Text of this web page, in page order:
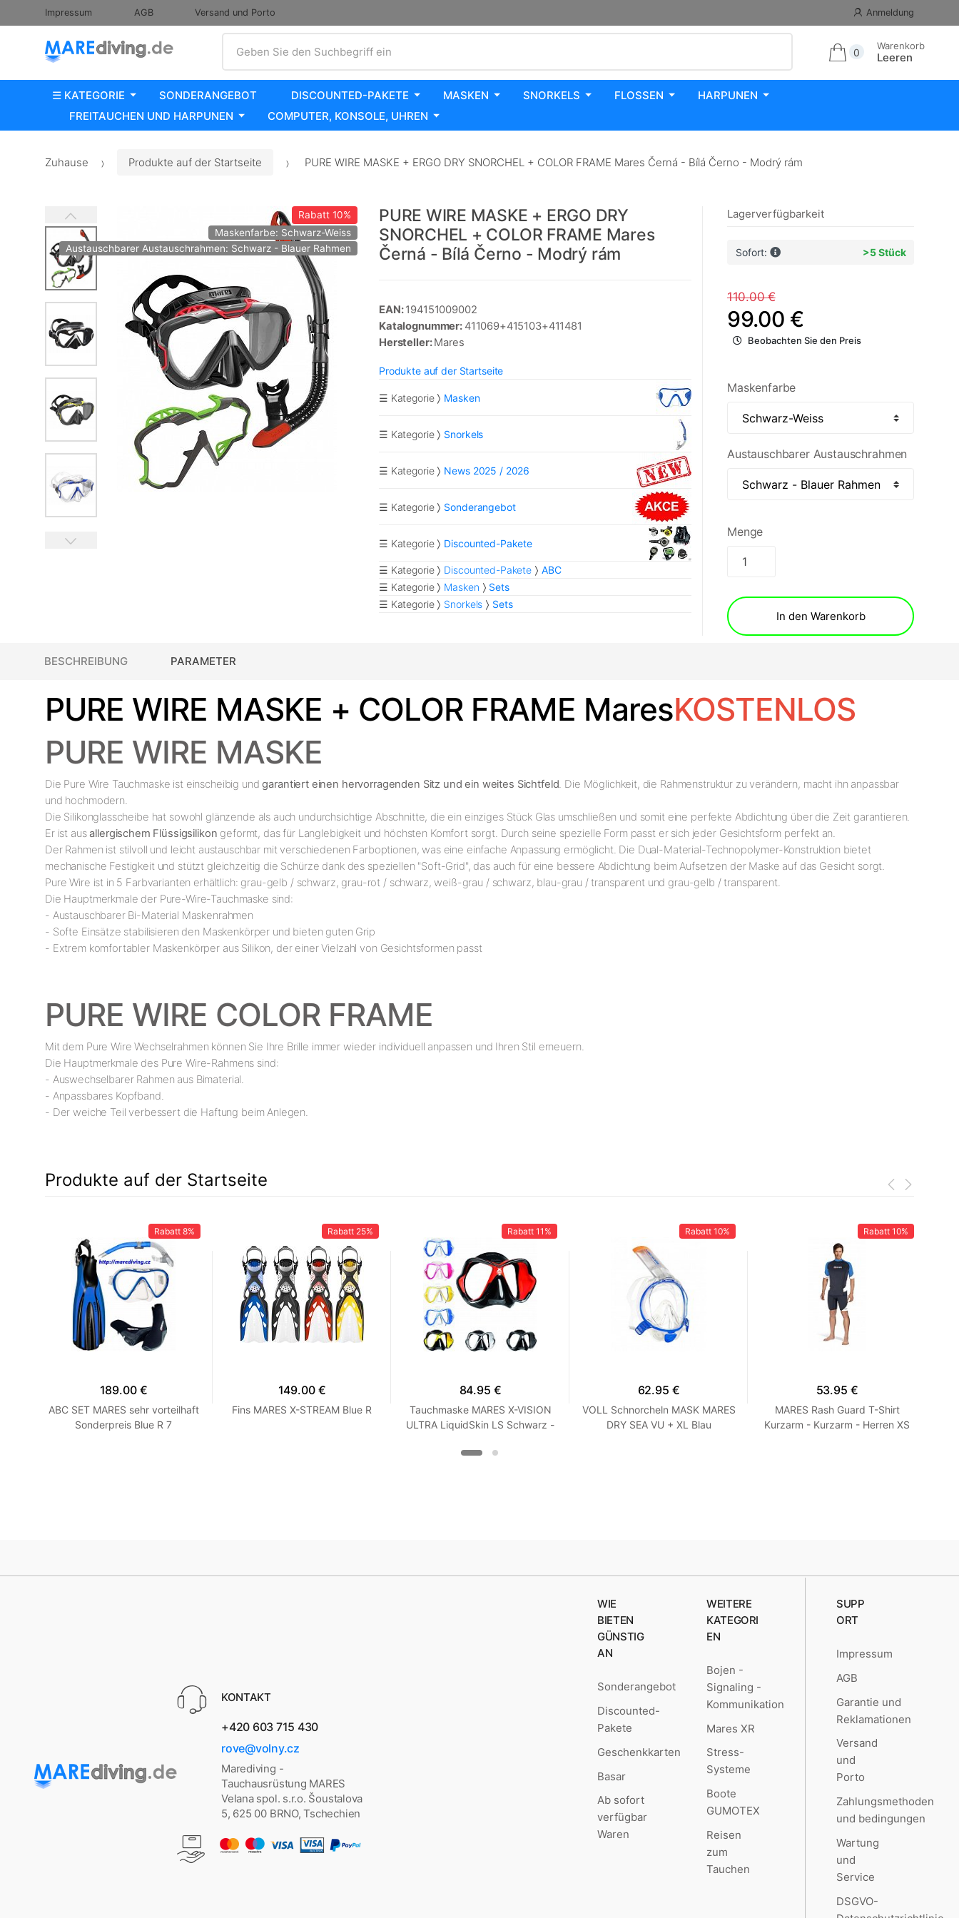
Impressum AGB Versand und Porto Anmeldung
Geben Sie den Suchbegriff ein
0
Warenkorb
Leeren
☰ KATEGORIE SONDERANGEBOT DISCOUNTED-PAKETE MASKEN SNORKELS FLOSSEN
HARPUNEN
FREITAUCHEN UND HARPUNEN
COMPUTER, KONSOLE, UHREN
Zuhause Produkte auf der Startseite PURE WIRE MASKE + ERGO DRY SNORCHEL + COLOR FRAME Mares Černá - Bílá Černo - Modrý rám
Rabatt10%
Maskenfarbe: Schwarz-Weiss
Austauschbarer Austauschrahmen: Schwarz - Blauer Rahmen
PURE WIRE MASKE + ERGO DRY
SNORCHEL + COLOR FRAME Mares
Černá - Bílá Černo - Modrý rám
EAN:194151009002
Katalognummer: 411069+415103+411481
Hersteller:Mares
Produkte auf der Startseite
☰ Kategorie Masken
☰ Kategorie Snorkels
☰ Kategorie News 2025 / 2026
☰ Kategorie Sonderangebot
☰ Kategorie Discounted-Pakete
☰ Kategorie Discounted-Pakete
ABC
☰ Kategorie
Masken
Sets
☰ Kategorie
Snorkels Sets
Lagerverfügbarkeit
Sofort: >5 Stück
110.00 €
99.00 €
Beobachten Sie den Preis
Maskenfarbe
Austauschbarer Austauschrahmen
Menge
In den Warenkorb
BESCHREIBUNG PARAMETER
PURE WIRE MASKE + COLOR FRAME MaresKOSTENLOS
PURE WIRE MASKE
Die Pure Wire Tauchmaske ist einscheibig undgarantiert einen hervorragenden Sitz und ein weites Sichtfeld. Die Möglichkeit, die Rahmenstruktur zu verändern, macht ihn anpassbar
und hochmodern.
Die Silikonglasscheibe hat sowohl glänzende als auch undurchsichtige Abschnitte, die ein einziges Stück Glas umschließen und somit eine perfekte Abdichtung über die Zeit garantieren.
Er ist ausallergischem Flüssigsilikon geformt, das für Langlebigkeit und höchsten Komfort sorgt. Durch seine spezielle Form passt er sich jeder Gesichtsform perfekt an.
Der Rahmen ist stilvoll und leicht austauschbar mit verschiedenen Farboptionen, was eine einfache Anpassung ermöglicht. Die Dual-Material-Technopolymer-Konstruktion bietet
mechanische Festigkeit und stützt gleichzeitig die Schürze dank des speziellen "Soft-Grid", das auch für eine bessere Abdichtung beim Aufsetzen der Maske auf das Gesicht sorgt.
Pure Wire ist in 5 Farbvarianten erhältlich: grau-gelb / schwarz, grau-rot / schwarz, weiß-grau / schwarz, blau-grau / transparent und grau-gelb / transparent.
Die Hauptmerkmale der Pure-Wire-Tauchmaske sind:
- Austauschbarer Bi-Material Maskenrahmen
- Softe Einsätze stabilisieren den Maskenkörper und bieten guten Grip
- Extrem komfortabler Maskenkörper aus Silikon, der einer Vielzahl von Gesichtsformen passt
PURE WIRE COLOR FRAME
Mit dem Pure Wire Wechselrahmen können Sie Ihre Brille immer wieder individuell anpassen und Ihren Stil erneuern.
Die Hauptmerkmale des Pure Wire-Rahmens sind:
- Auswechselbarer Rahmen aus Bimaterial.
- Anpassbares Kopfband.
- Der weiche Teil verbessert die Haftung beim Anlegen.
Produkte auf der Startseite
Rabatt 8%
189.00 €
ABC SET MARES sehr vorteilhaft
Sonderpreis Blue R 7
Rabatt 25%
149.00 €
Fins MARES X-STREAM Blue R
Rabatt 11%
84.95 €
Tauchmaske MARES X-VISION
ULTRA LiquidSkin LS Schwarz -
Rabatt 10%
62.95 €
VOLL Schnorcheln MASK MARES
DRY SEA VU + XL Blau
Rabatt 10%
53.95 €
MARES Rash Guard T-Shirt
Kurzarm - Kurzarm - Herren XS
KONTAKT
+420 603 715 430
rove@volny.cz
Marediving -
Tauchausrüstung MARES
Velana spol. s.r.o. Šoustalova
5, 625 00 BRNO, Tschechien
WIE
BIETEN
GÜNSTIG
AN
Sonderangebot
Discounted-
Pakete
Geschenkkarten
Basar
Ab sofort
verfügbar
Waren
WEITERE
KATEGORI
EN
Bojen -
Signaling -
Kommunikation
Mares XR
Stress-
Systeme
Boote
GUMOTEX
Reisen
zum
Tauchen
SUPP
ORT
Impressum
AGB
Garantie und
Reklamationen
Versand
und
Porto
Zahlungsmethoden
und bedingungen
Wartung
und
Service
DSGVO-